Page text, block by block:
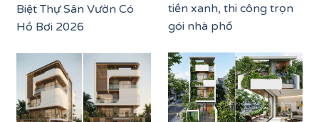
Biệt Thự Sân Vườn Có
Hồ Bơi 2026
tiền xanh, thi công trọn
gói nhà phố